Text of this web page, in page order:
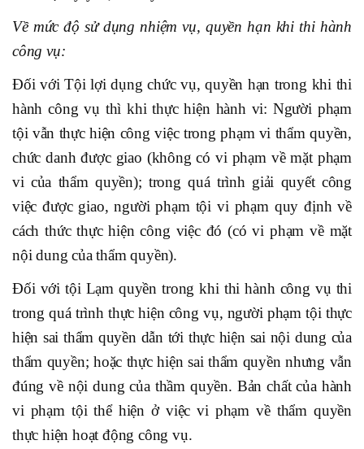
Về mức độ sử dụng nhiệm vụ, quyền hạn khi thi hành
công vụ:
Đối với Tội lợi dụng chức vụ, quyền hạn trong khi thi
hành công vụ thì khi thực hiện hành vi: Người phạm
tội vẫn thực hiện công việc trong phạm vi thẩm quyền,
chức danh được giao (không có vi phạm về mặt phạm
vi của thẩm quyền); trong quá trình giải quyết công
việc được giao, người phạm tội vi phạm quy định về
cách thức thực hiện công việc đó (có vi phạm về mặt
nội dung của thẩm quyền).
Đối với tội Lạm quyền trong khi thi hành công vụ thi
trong quá trình thực hiện công vụ, người phạm tội thực
hiện sai thẩm quyền dẫn tới thực hiện sai nội dung của
thẩm quyền; hoặc thực hiện sai thẩm quyền nhưng vẫn
đúng về nội dung của thầm quyền. Bản chất của hành
vi phạm tội thể hiện ở việc vi phạm về thẩm quyền
thực hiện hoạt động công vụ.